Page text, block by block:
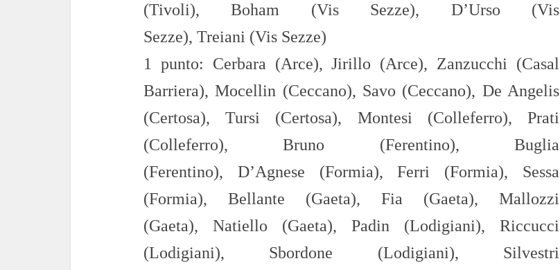
(Tivoli),
Boham (Vis Sezze), D’Urso (Vis
Sezze), Treiani (Vis Sezze)
1 punto: Cerbara (Arce),Jirillo (Arce), Zanzucchi (Casal
Barriera),Mocellin (Ceccano), Savo (Ceccano), De Angelis
(Certosa),Tursi (Certosa), Montesi (Colleferro),Prati
(Colleferro),Bruno (Ferentino),Buglia
(Ferentino), D’Agnese (Formia), Ferri (Formia), Sessa
(Formia), Bellante (Gaeta), Fia (Gaeta), Mallozzi
(Gaeta), Natiello (Gaeta), Padin (Lodigiani), Riccucci
(Lodigiani),
Sbordone (Lodigiani), Silvestri